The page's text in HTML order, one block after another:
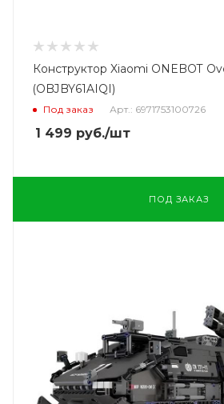
Конструктор Xiaomi ONEBOT
(OBJBY61AIQI)
Под заказ Арт.: 6971753100726
1 499 руб./шт
ПОД ЗАКАЗ